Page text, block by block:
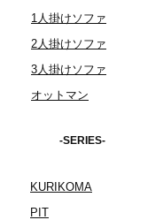
1人掛けソファ
2人掛けソファ
3人掛けソファ
オットマン
-SERIES-
KURIKOMA
PIT